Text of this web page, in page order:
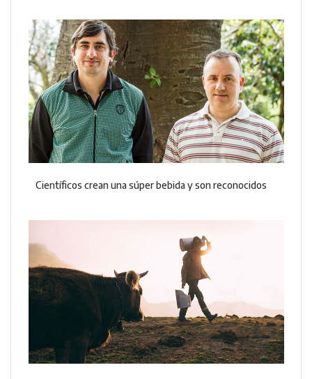
Científicos crean una súper bebida y son reconocidos